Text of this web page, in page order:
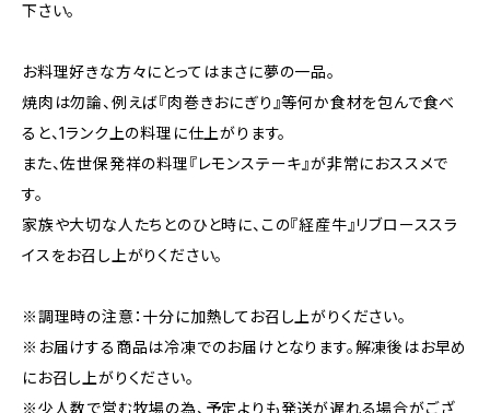
下さい。
お料理好きな方々にとってはまさに夢の一品。
焼肉は勿論、例えば『肉巻きおにぎり』等何か食材を包んで食べ
ると、1ランク上の料理に仕上がります。
また、佐世保発祥の料理『レモンステーキ』が非常におススメで
す。
家族や大切な人たちとのひと時に、この『経産牛』リブローススラ
イスをお召し上がりください。
※調理時の注意：十分に加熱してお召し上がりください。
※お届けする商品は冷凍でのお届けとなります。解凍後はお早め
にお召し上がりください。
※少人数で営む牧場の為、予定よりも発送が遅れる場合がござ